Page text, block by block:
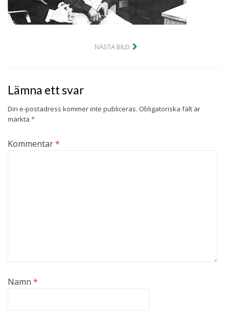
NÄSTA BILD
Lämna ett svar
Din e-postadress kommer inte publiceras. Obligatoriska fält är
märkta *
Kommentar*
Namn *